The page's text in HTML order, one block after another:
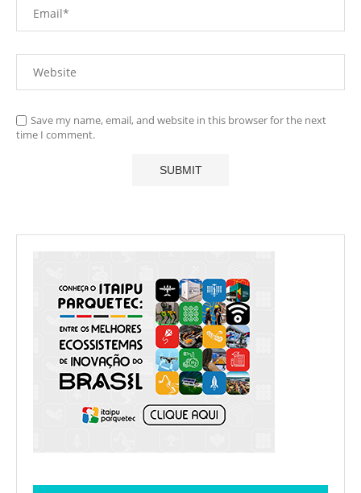
Save my name, email, and website in this browser for the next
time I comment.